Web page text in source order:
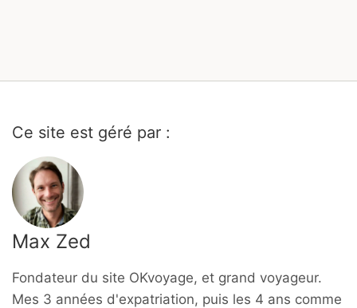
Ce site est géré par :
Max Zed
Fondateur du site OKvoyage, et grand voyageur.
Mes 3 années d'expatriation, puis les 4 ans comme